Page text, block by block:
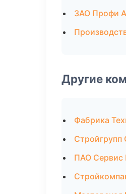
ЗАО Профи
Другие
Фабрика
Стройгрупп
ПАО Сервис